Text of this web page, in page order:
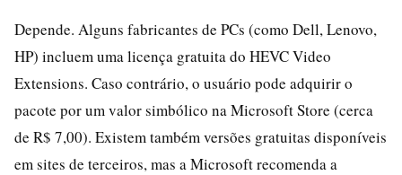
Depende. Alguns fabricantes de PCs (como Dell, Lenovo,
HP) incluem uma licença gratuita do HEVC Video
Extensions. Caso contrário, o usuário pode adquirir o
pacote por um valor simbólico na Microsoft Store (cerca
de R$ 7,00). Existem também versões gratuitas disponíveis
em sites de terceiros, mas a Microsoft recomenda a